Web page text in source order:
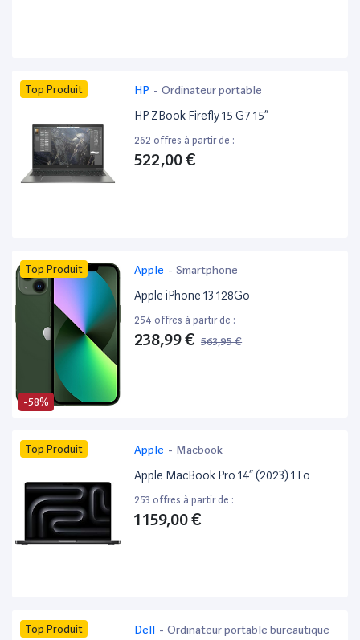
Top Produit HP - Ordinateur portable
HP ZBook Firefly 15 G7 15”
262 offres à partir de :
522,00 €
-58%
Top Produit Apple - Smartphone
Apple iPhone 13 128Go
254 offres à partir de :
238,99 € 563,95 €
Top Produit Apple - Macbook
Apple MacBook Pro 14” (2023) 1To
253 offres à partir de :
1 159,00 €
Top Produit Dell - Ordinateur portable bureautique